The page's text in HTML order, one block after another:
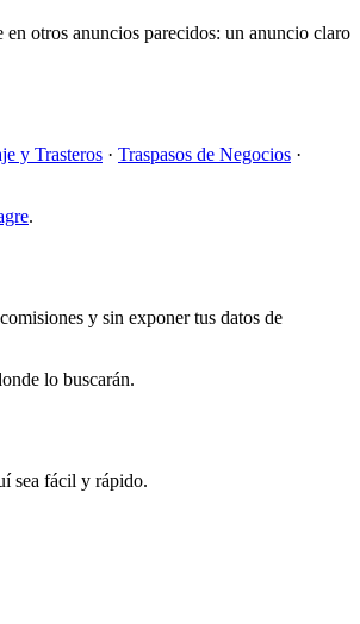
otros anuncios parecidos: un anuncio claro
y Trasteros · Traspasos de Negocios ·
.
y sin exponer tus datos de
lo buscarán.
sea fácil y rápido.